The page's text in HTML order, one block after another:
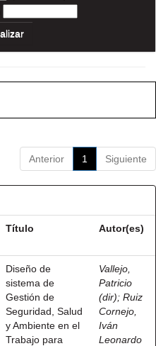
Anterior 1 Siguiente
Título Autor(es)
Diseño de
sistema de
Gestión de
Seguridad, Salud
y Ambiente en el
Trabajo para
Vallejo,
Patricio
(dir); Ruiz
Cornejo,
Iván
Leonardo